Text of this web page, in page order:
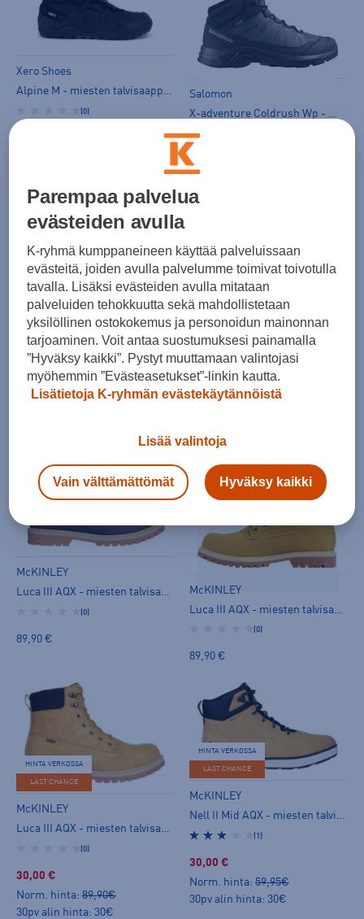
Xero Shoes
Alpine M - miesten talvisaappaat
(0)
Salomon
140,00 €
Salomon
X-adventure Coldrush Wp - miesten talvisaappaat
140,00 €
HINTA VERKOSSA
LAST CHANCE
adidas
120,00 €
McKINLEY
Luca III AQX - miesten talvisaappaat
(0)
89,90 €
McKINLEY
(0)
89,90 €
HINTA VERKOSSA
LAST CHANCE
McKINLEY
Luca III AQX - miesten talvisaappaat
(0)
30,00 €
Norm. hinta: 89,90€
30pv alin hinta: 30€
HINTA VERKOSSA
LAST CHANCE
McKINLEY
Nell II Mid AQX - miesten talvisaappaat
(1)
30,00 €
Norm. hinta: 59,95€
30pv alin hinta: 30€
Parempaa palvelua
evästeiden avulla
K-ryhmä kumppaneineen käyttää palveluissaan
evästeitä, joiden avulla palvelumme toimivat toivotulla
tavalla. Lisäksi evästeiden avulla mitataan
palveluiden tehokkuutta sekä mahdollistetaan
yksilöllinen ostokokemus ja personoidun mainonnan
tarjoaminen. Voit antaa suostumuksesi painamalla
”Hyväksy kaikki”. Pystyt muuttamaan valintojasi
myöhemmin ”Evästeasetukset”-linkin kautta.
Lisätietoja K-ryhmän evästekäytännöistä
Lisää valintoja
Vain välttämättömät Hyväksy kaikki